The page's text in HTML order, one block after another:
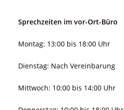
Sprechzeiten im vor-Ort-Büro
Montag: 13:00 bis 18:00 Uhr
Dienstag: Nach Vereinbarung
Mittwoch: 10:00 bis 14:00 Uhr